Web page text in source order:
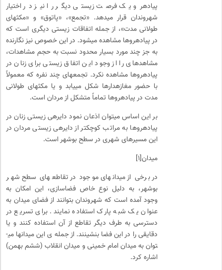
پیاده­رو یک فرصت زیستی دیگر را نیز در اختیار
شهروندان قرار می­دهد. «تجمع»، «پاتوق» و «مکث­های
طولانی مدت»، از جمله اتفاقات زیستی دیگری است که
در پیاده­روها مشاهده می­شود. در این خصوص نیز نگارنده
به جز چند مورد بسیار محدود نسبت به حجم مشاهدات،
مشاهده­ای را از وجود این اتفاق زیستی برای زنان در
پیاده­روها مشاهده نکرد. تجمع­های چند نفره که معمولاً
با حضور مغازه­دارها شکل می­یابد و یا مکث­های طولانی
مدت در پیاده­روها تماماً متشکل از مردان است.
بر این اساس می­توان اذعان نمود دایره­ی زیستی زنان در
پیاده­روها به مراتب کوچک­تر از دایره­ی زیستی مردان در
این مسیرهای شهری در سطح بوشهر است.
میدان[۱]
در برخی از میدان­های موجود در تقاطع­های سطح شهر
بوشهر، به دلیل نوع خاص فضاسازی، این امکان به
وجود آمده است که شهروندان بتوانند از فضای میدان به
عنوان یک شبه پارک استفاده نمایند. برای تسریع در
دسترسی به طرف دیگر تقاطع از آن استفاده کنند و یا
دقایقی را در این فضا بنشینند. از جمله­ ی این میدان­ها می­
توان به میدان امام خمینی و میدان انقلاب (ششم بهمن)
اشاره کرد.